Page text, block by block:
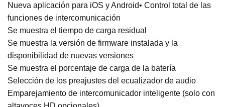
Nueva aplicación para iOS y Android• Control total de las
funciones de intercomunicación
Se muestra el tiempo de carga residual
Se muestra la versión de firmware instalada y la
disponibilidad de nuevas versiones
Se muestra el porcentaje de carga de la batería
Selección de los preajustes del ecualizador de audio
Emparejamiento de intercomunicador inteligente (solo con